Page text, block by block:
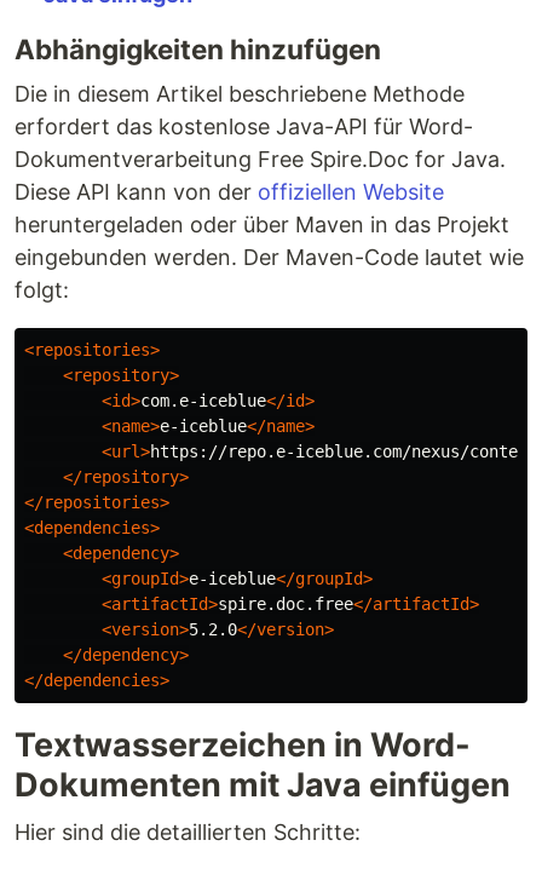
Abhängigkeiten hinzufügen
Die in diesem Artikel beschriebene Methode
erfordert das kostenlose Java-API für Word-
Dokumentverarbeitung Free Spire.Doc for Java.
Diese API kann von der offiziellen Website
heruntergeladen oder über Maven in das Projekt
eingebunden werden. Der Maven-Code lautet wie
folgt:
<repositories>
<repository>
<id>com.e-iceblue</id>
<name>e-iceblue</name>
<url>https://repo.e-iceblue.com/nexus/
</repository>
</repositories>
<dependencies>
<dependency>
<groupId>e-iceblue</groupId>
<artifactId>spire.doc.free</artifactId>
<version>5.2.0</version>
</dependency>
</dependencies>
Textwasserzeichen in Word-
Dokumenten mit Java einfügen
Hier sind die detaillierten Schritte: